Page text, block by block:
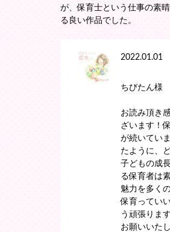
が、保育士という仕事の素
る良い作品でした。
2022.01.01
ちびたん様
お読み頂き
ざいます！
が続いてい
たように、
子どもの成
る保育者は
魅力を多く
保育ってい
う頑張りま
お願いいた